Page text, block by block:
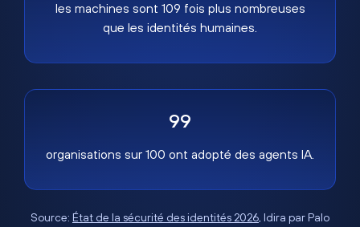
les machines sont 109 fois plus nombreuses
que les identités humaines.
99
organisations sur 100 ont adopté des agents IA.
Source: État de la sécurité des identités 2026, Idira par Palo